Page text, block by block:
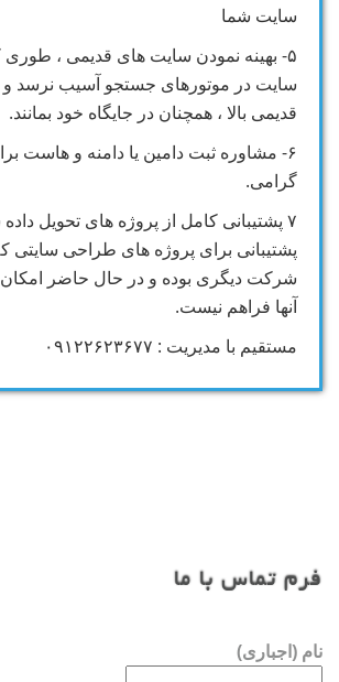
سایت شما
۵- بهینه نمودن سایت های قدیمی ، طوری
سایت در موتورهای جستجو آسیب نرسد و
قدیمی بالا ، همچنان در جایگاه خود بمانند.
۶- مشاوره ثبت دامین یا دامنه و هاست
گرامی.
۷ پشتیبانی کامل از پروژه های تحویل داده
پشتیبانی برای پروژه های طراحی سایتی
شرکت دیگری بوده و در حال حاضر
آنها فراهم نیست.
مستقیم با مدیریت : ۰۹۱۲۲۶۲۳۶۷۷
فرم تماس با ما
نام (اجباری)